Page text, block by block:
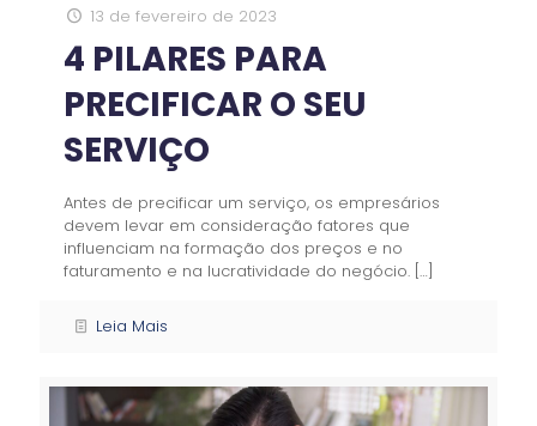
13 de fevereiro de 2023
4 PILARES PARA
PRECIFICAR O SEU
SERVIÇO
Antes de precificar um serviço, os empresários
devem levar em consideração fatores que
influenciam na formação dos preços e no
faturamento e na lucratividade do negócio. […]
Leia Mais